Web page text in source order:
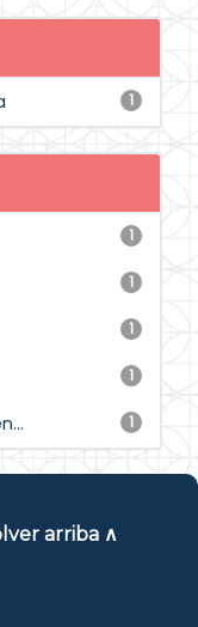
1
1
1
1
1
1
arriba ∧